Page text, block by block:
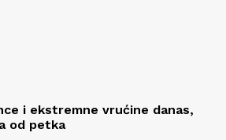
i ekstremne vrućine danas,
od petka